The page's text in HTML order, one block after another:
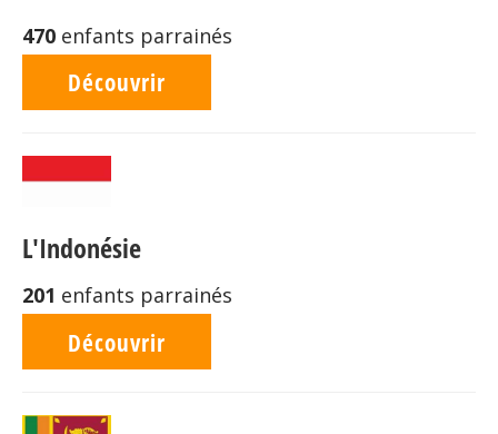
470 enfants parrainés
Découvrir
L'Indonésie
201 enfants parrainés
Découvrir